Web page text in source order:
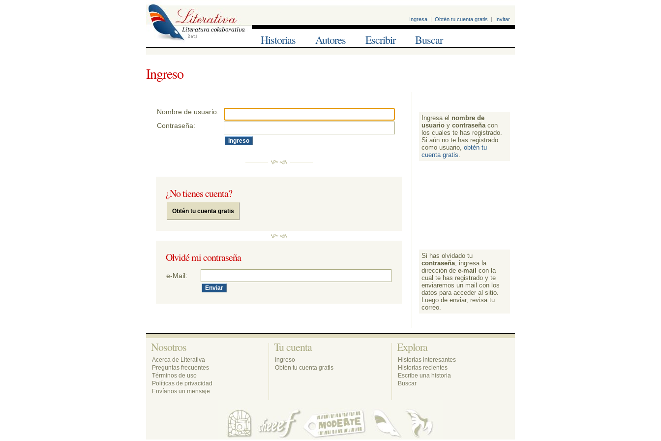
Ingresa | Obtén tu cuenta gratis | Invitar
Historias Autores Escribir Buscar
Ingreso
Nombre de usuario:
Contraseña:
¿No tienes cuenta?
Olvidé mi contraseña
e-Mail:
Ingresa el nombre de
usuario y contraseña con
los cuales te has registrado.
Si aún no te has registrado
como usuario, obtén tu
cuenta gratis
Si has olvidado tu
contraseña , ingresa la
dirección de e-mail con la
cual te has registrado y te
enviaremos un mail con los
datos para acceder al sitio.
Luego de enviar, revisa tu
correo.
Nosotros
Acerca de Literativa
Preguntas frecuentes
Términos de uso
Políticas de privacidad
Envíanos un mensaje
Tu cuenta
Ingreso
Obtén tu cuenta gratis
Explora
Historias interesantes
Historias recientes
Escribe una historia
Buscar